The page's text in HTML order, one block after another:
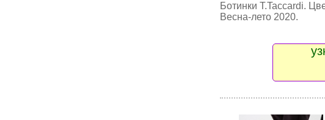
Ботинки T.Taccardi.
Весна-лето 2020.